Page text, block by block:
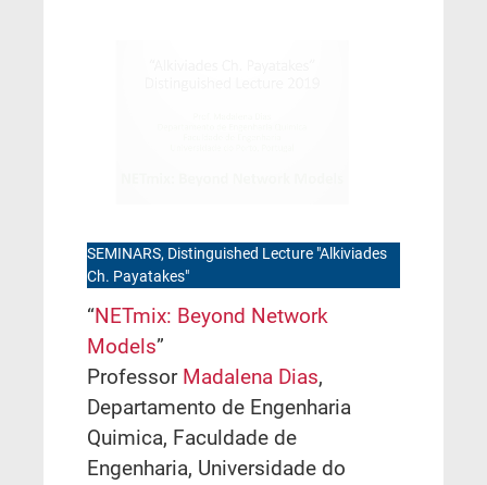
SEMINARS, Distinguished Lecture "Alkiviades
Ch. Payatakes"
“NETmix: Beyond Network
Models”
Professor Madalena Dias,
Departamento de Engenharia
Quimica, Faculdade de
Engenharia, Universidade do